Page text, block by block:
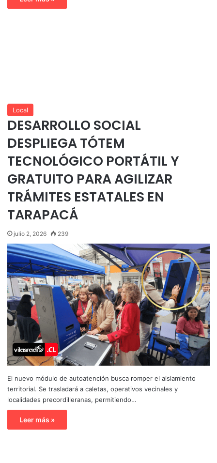
Local
DESARROLLO SOCIAL
DESPLIEGA TÓTEM
TECNOLÓGICO PORTÁTIL Y
GRATUITO PARA AGILIZAR
TRÁMITES ESTATALES EN
TARAPACÁ
julio 2, 2026 239
El nuevo módulo de autoatención busca romper el aislamiento
territorial. Se trasladará a caletas, operativos vecinales y
localidades precordilleranas, permitiendo…
Leer más »